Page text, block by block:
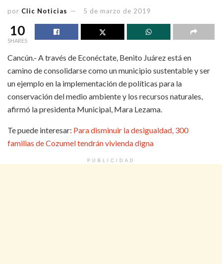
por Clic Noticias 5 de marzo de 2019
10
SHARES
Cancún.- A través de Econéctate, Benito Juárez está en
camino de consolidarse como un municipio sustentable y ser
un ejemplo en la implementación de políticas para la
conservación del medio ambiente y los recursos naturales,
afirmó la presidenta Municipal, Mara Lezama.
Te puede interesar: Para disminuir la desigualdad, 300
familias de Cozumel tendrán vivienda digna
PUBLICIDAD